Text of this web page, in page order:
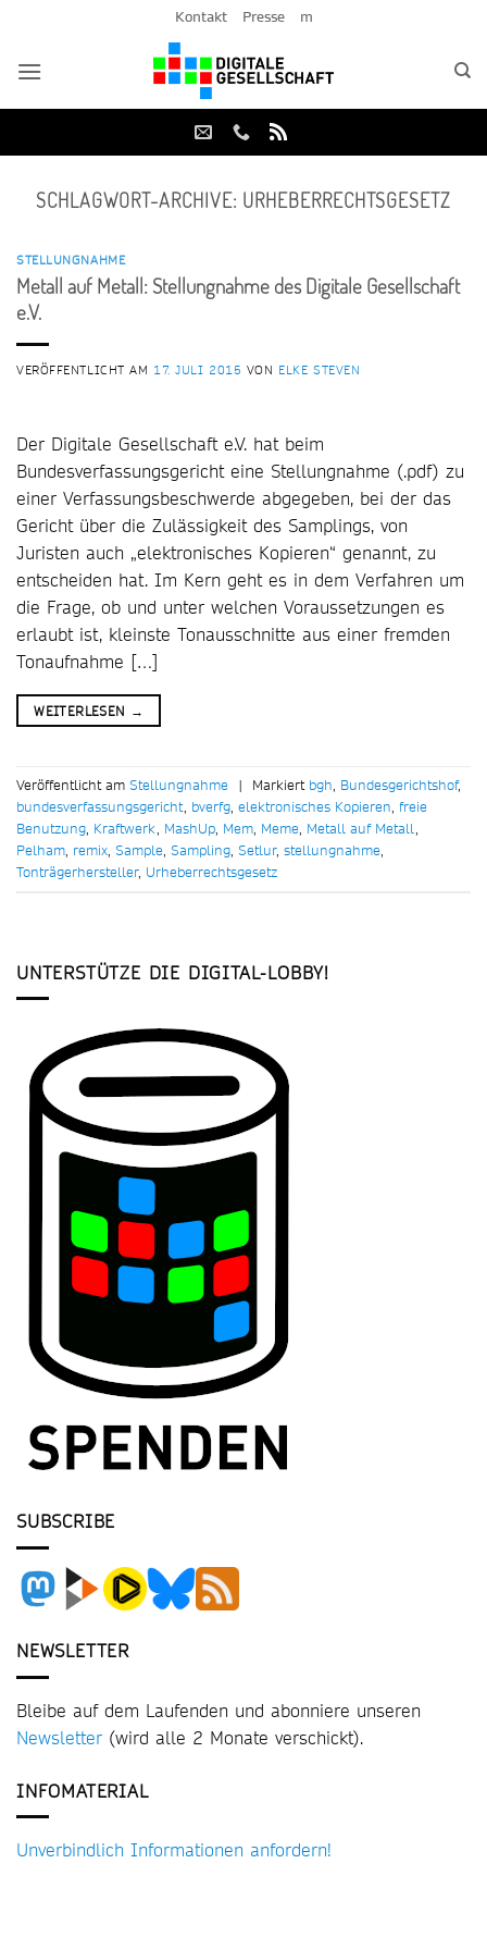
springen
Kontakt Presse m
SCHLAGWORT-ARCHIVE: URHEBERRECHTSGESETZ
STELLUNGNAHME
Metall auf Metall: Stellungnahme des Digitale Gesellschaft
e.V.
VERÖFFENTLICHT AM 17. JULI 2015 VON ELKE STEVEN
Der Digitale Gesellschaft e.V. hat beim
Bundesverfassungsgericht eine Stellungnahme (.pdf) zu
einer Verfassungsbeschwerde abgegeben, bei der das
Gericht über die Zulässigkeit des Samplings, von
Juristen auch „elektronisches Kopieren“ genannt, zu
entscheiden hat. Im Kern geht es in dem Verfahren um
die Frage, ob und unter welchen Voraussetzungen es
erlaubt ist, kleinste Tonausschnitte aus einer fremden
Tonaufnahme […]
WEITERLESEN →
Veröffentlicht am Stellungnahme | Markiert bgh, Bundesgerichtshof,
bundesverfassungsgericht, bverfg, elektronisches Kopieren, freie
Benutzung, Kraftwerk, MashUp, Mem, Meme, Metall auf Metall,
Pelham, remix, Sample, Sampling, Setlur, stellungnahme,
Tonträgerhersteller, Urheberrechtsgesetz
UNTERSTÜTZE DIE DIGITAL-LOBBY!
SUBSCRIBE
NEWSLETTER
Bleibe auf dem Laufenden und abonniere unseren
Newsletter (wird alle 2 Monate verschickt).
INFOMATERIAL
Unverbindlich Informationen anfordern!